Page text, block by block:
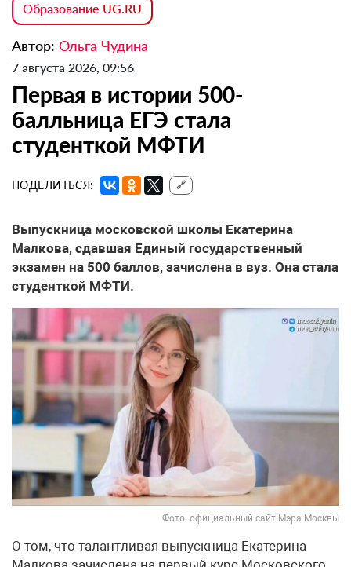
Образование UG.RU
Автор: Ольга Чудина
7 августа 2026, 09:56
Первая в истории 500-
балльница ЕГЭ стала
студенткой МФТИ
ПОДЕЛИТЬСЯ: 🔗
Выпускница московской школы Екатерина
Малкова, сдавшая Единый государственный
экзамен на 500 баллов, зачислена в вуз. Она стала
студенткой МФТИ.
Фото: официальный сайт Мэра Москвы
О том, что талантливая выпускница Екатерина